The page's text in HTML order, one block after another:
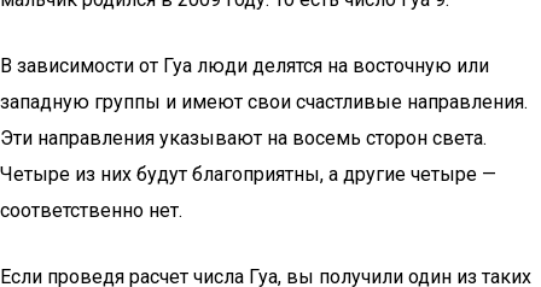
В зависимости от Гуа люди делятся на восточную или
западную группы и имеют свои счастливые направления.
Эти направления указывают на восемь сторон света.
Четыре из них будут благоприятны, а другие четыре —
соответственно нет.
Если проведя расчет числа Гуа, вы получили один из таких